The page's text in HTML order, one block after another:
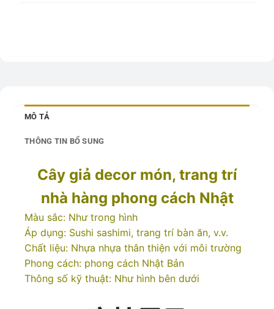
MÔ TẢ
THÔNG TIN BỔ SUNG
Cây giả decor món, trang trí
nhà hàng phong cách Nhật
Màu sắc: Như trong hình
Áp dụng: Sushi sashimi, trang trí bàn ăn, v.v.
Chất liệu: Nhựa nhựa thân thiện với môi trường
Phong cách: phong cách Nhật Bản
Thông số kỹ thuật: Như hình bên dưới